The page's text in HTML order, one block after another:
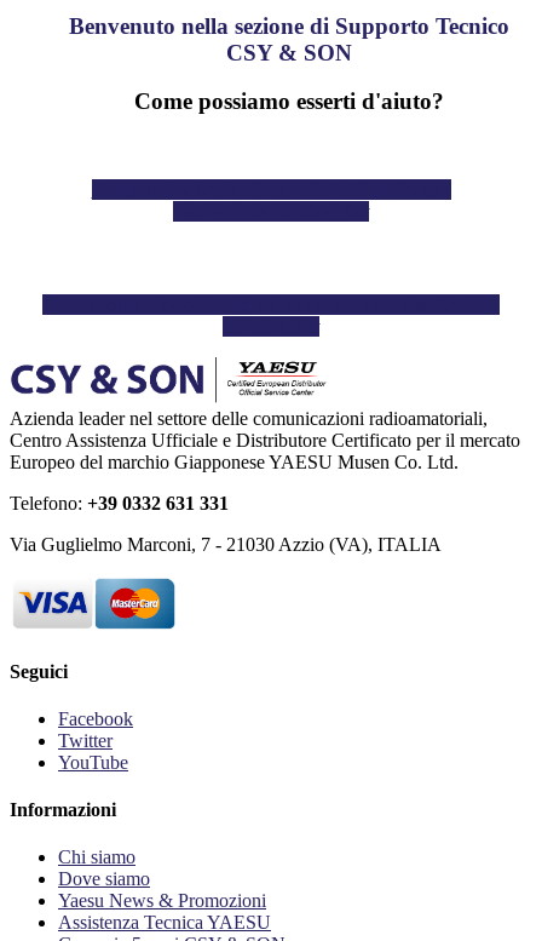
Benvenuto nella sezione di Supporto Tecnico
CSY & SON
Come possiamo esserti d'aiuto?
Azienda leader nel settore delle comunicazioni radioamatoriali,
Centro Assistenza Ufficiale e Distributore Certificato per il mercato
Europeo del marchio Giapponese YAESU Musen Co. Ltd.
Telefono: +39 0332 631 331
Via Guglielmo Marconi, 7 - 21030 Azzio (VA), ITALIA
Seguici
Facebook
Twitter
YouTube
Informazioni
Chi siamo
Dove siamo
Yaesu News & Promozioni
Assistenza Tecnica YAESU